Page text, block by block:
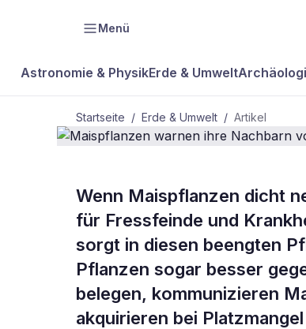
Menü
Astronomie & PhysikErde & Umwelt
Startseite / Erde & Umwelt / Artikel
BDW PlusERDE & UMWELT
Wenn Maispflanzen dicht
für Fressfeinde und
sorgt in diesen beengten
Pflanzen sogar besser
belegen, kommunizieren
akquirieren bei